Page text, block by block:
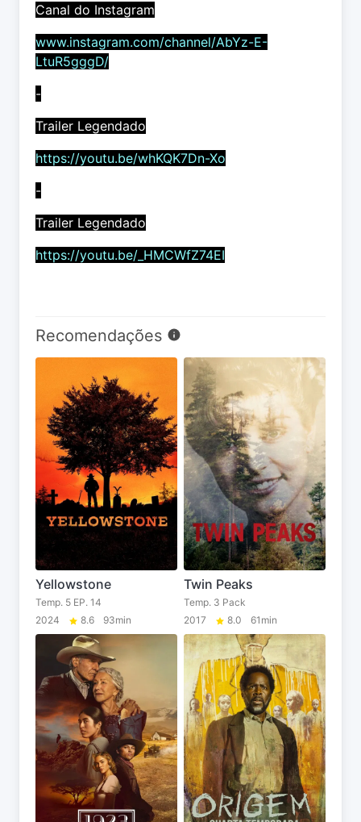
Canal do Instagram
www.instagram.com/channel/AbYz-E-
LtuR5gggD/
-
Trailer Legendado
https://youtu.be/whKQK7Dn-Xo
-
Trailer Legendado
https://youtu.be/_HMCWfZ74EI
Recomendações
Yellowstone
Temp. 5 EP. 14
2024
8.6 93min
Twin Peaks
Temp. 3 Pack
2017
8.0 61min